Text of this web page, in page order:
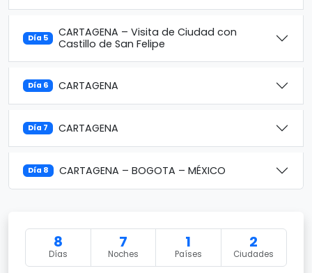
Día 5
CARTAGENA – Visita de Ciudad con
Castillo de San Felipe
Día 6 CARTAGENA
Día 7 CARTAGENA
Día 8 CARTAGENA – BOGOTA – MÉXICO
8
Días
7
Noches
1
Países
2
Ciudades